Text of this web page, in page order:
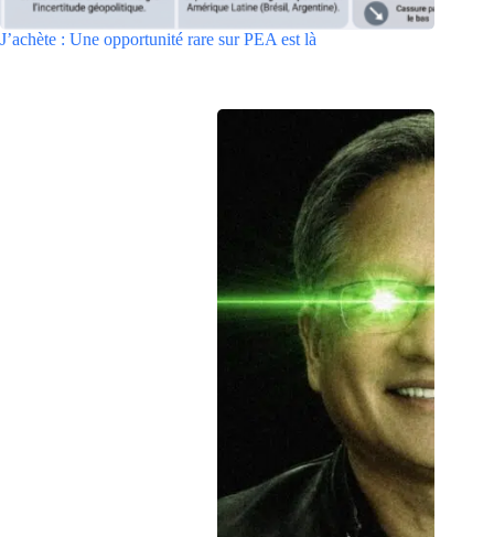
J’achète : Une opportunité rare sur PEA est là